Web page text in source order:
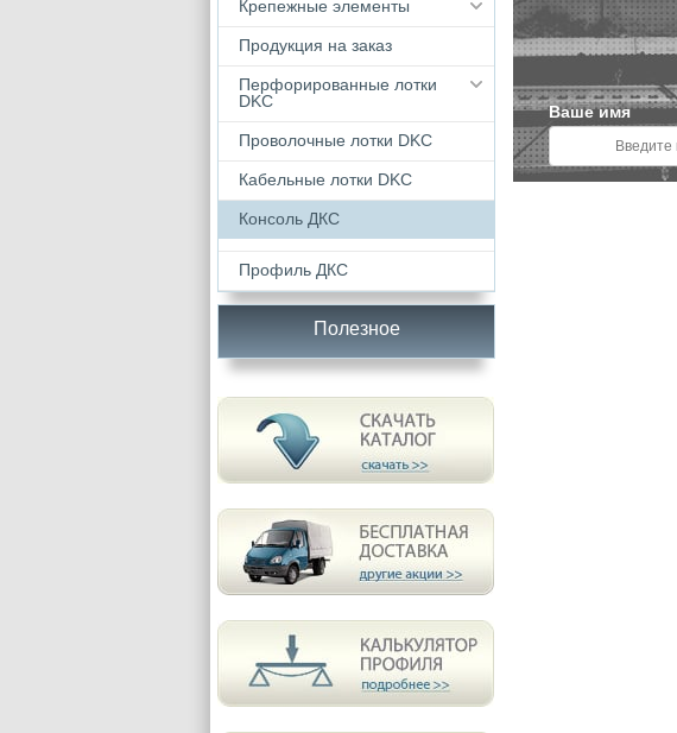
Ваше имя
Крепежные элементы
Продукция на заказ
Перфорированные лотки
DKC
Проволочные лотки DKC
Кабельные лотки DKС
Консоль ДКС
Профиль ДКС
Полезное